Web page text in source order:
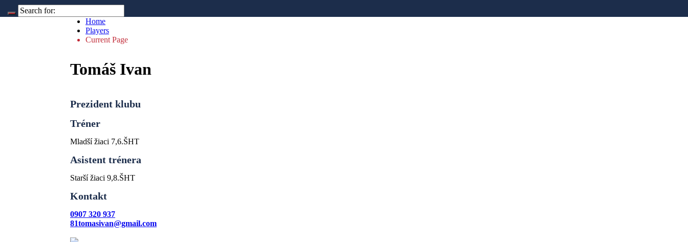
Home
Players
Current Page
Tomáš Ivan
Prezident klubu
Tréner
Mladší žiaci 7,6.ŠHT
Asistent trénera
Starší žiaci 9,8.ŠHT
Kontakt
0907 320 937
81tomasivan@gmail.com